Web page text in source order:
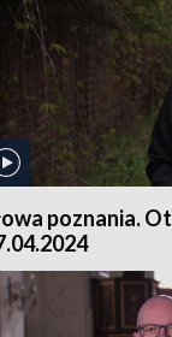
poznania.